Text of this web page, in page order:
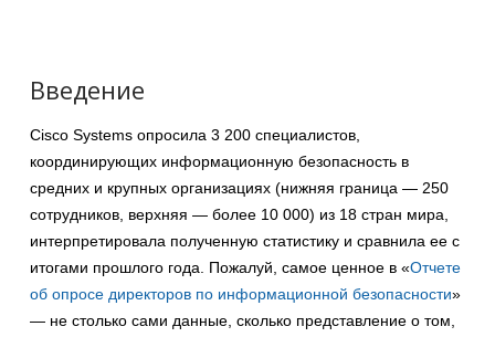
Введение
Cisco Systems опросила 3 200 специалистов,
координирующих информационную безопасность в
средних и крупных организациях (нижняя граница — 250
сотрудников, верхняя — более 10 000) из 18 стран мира,
интерпретировала полученную статистику и сравнила ее с
итогами прошлого года. Пожалуй, самое ценное в «Отчете
об опросе директоров по информационной безопасности»
— не столько сами данные, сколько представление о том,